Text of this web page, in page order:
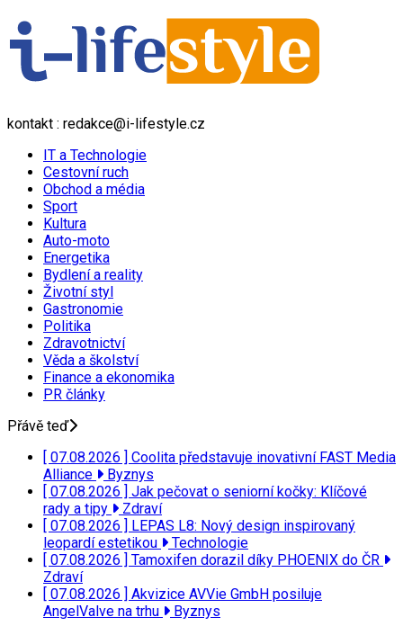
kontakt : redakce@i-lifestyle.cz
IT a Technologie
Cestovní ruch
Obchod a média
Sport
Kultura
Auto-moto
Energetika
Bydlení a reality
Životní styl
Gastronomie
Politika
Zdravotnictví
Věda a školství
Finance a ekonomika
PR články
Přávě teď
[ 07.08.2026 ] Coolita představuje inovativní FAST Media
Alliance
Byznys
[ 07.08.2026 ] Jak pečovat o seniorní kočky: Klíčové
rady a tipy
Zdraví
[ 07.08.2026 ] LEPAS L8: Nový design inspirovaný
leopardí estetikou
Technologie
[ 07.08.2026 ] Tamoxifen dorazil díky PHOENIX do ČR
Zdraví
[ 07.08.2026 ] Akvizice AVVie GmbH posiluje
AngelValve na trhu
Byznys